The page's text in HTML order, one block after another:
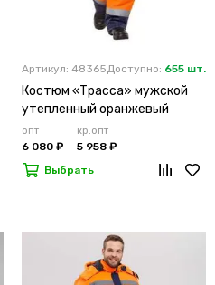
Артикул: 48365Доступно: 655 шт.
Костюм «Трасса» мужской
утепленный оранжевый
опт
6 080 ₽
кр.опт
5 958 ₽
Выбрать